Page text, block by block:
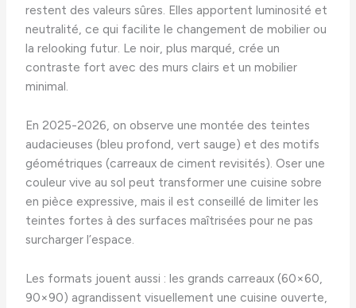
restent des valeurs sûres. Elles apportent luminosité et
neutralité, ce qui facilite le changement de mobilier ou
la relooking futur. Le noir, plus marqué, crée un
contraste fort avec des murs clairs et un mobilier
minimal.
En 2025-2026, on observe une montée des teintes
audacieuses (bleu profond, vert sauge) et des motifs
géométriques (carreaux de ciment revisités). Oser une
couleur vive au sol peut transformer une cuisine sobre
en pièce expressive, mais il est conseillé de limiter les
teintes fortes à des surfaces maîtrisées pour ne pas
surcharger l’espace.
Les formats jouent aussi : les grands carreaux (60×60,
90×90) agrandissent visuellement une cuisine ouverte,